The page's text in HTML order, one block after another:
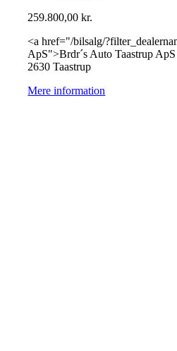
259.800,00kr.
<a href="/bilsalg/
ApS">Brdr´s Auto Taastrup ApS
2630 Taastrup
Mere information